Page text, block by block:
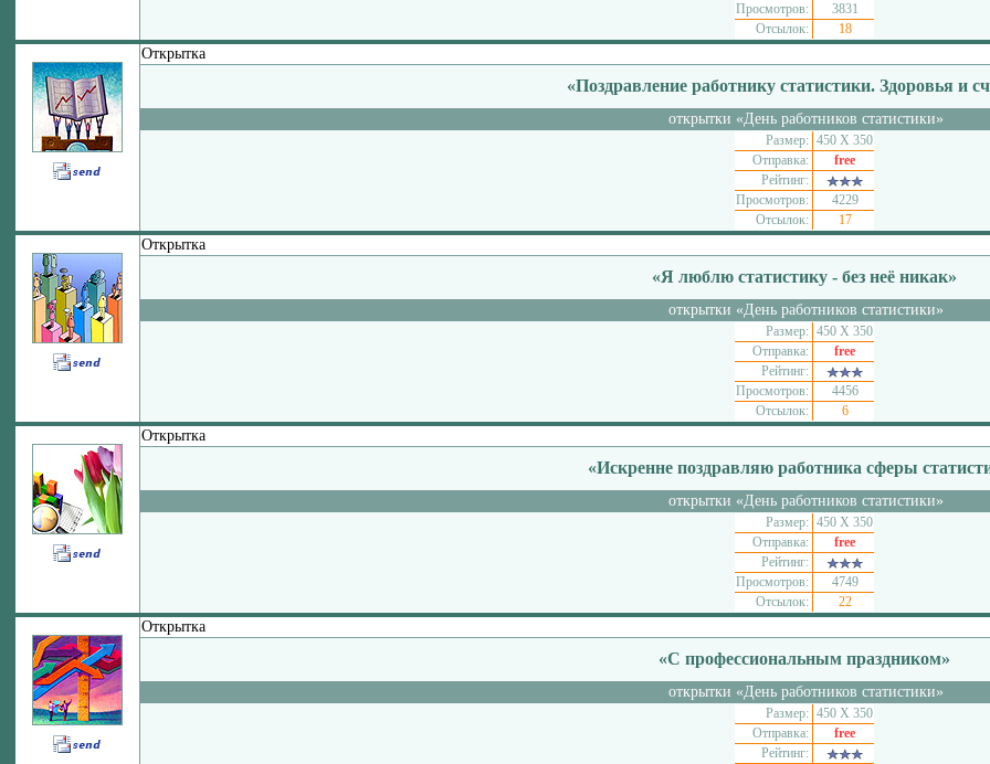
Просмотров:
3831
Отсылок:
18
Открытка
«Поздравление работнику статистики. Здоровья и
открытки «День работников статистики»
Размер: 450 Х 350
Отправка:
free
Рейтинг:
Просмотров:
4229
Отсылок:
17
Открытка
«Я люблю статистику - без неё никак»
открытки «День работников статистики»
Размер: 450 Х 350
Отправка:
free
Рейтинг:
Просмотров:
4456
Отсылок:
6
Открытка
«Искренне поздравляю работника сферы
открытки «День работников статистики»
Размер: 450 Х 350
Отправка:
free
Рейтинг:
Просмотров:
4749
Отсылок:
22
Открытка
«С профессиональным праздником»
открытки «День работников статистики»
Размер: 450 Х 350
Отправка:
free
Рейтинг: